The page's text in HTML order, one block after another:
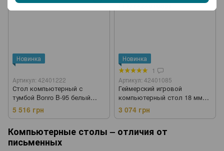
Новинка
Артикул: 42401222
Стол компьютерный с
тумбой Bonro B-95 белый
(42401222)
5 516 грн
Новинка
1
Артикул: 42401085
Геймерский игровой
компьютерный стол 18 мм
Bonro B-08 черный RGB LED
(42401085)
3 074 грн
Компьютерные столы – отличия от
письменных